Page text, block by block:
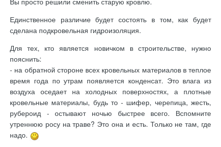
Единственное различие будет состоять в том, как будет
сделана подкровельная гидроизоляция.
Для тех, кто является новичком в строительстве, нужно
пояснить:
- на обратной стороне всех кровельных материалов в теплое
время года по утрам появляется конденсат. Это влага из
воздуха оседает на холодных поверхностях, а плотные
кровельные материалы, будь то - шифер, черепица, жесть,
рубероид - остывают ночью быстрее всего. Вспомните
утреннюю росу на траве? Это она и есть. Только не там, где
надо.